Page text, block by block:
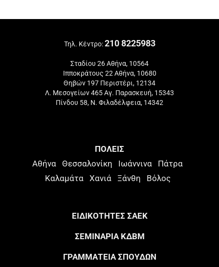
Τηλ. Κέντρο:210 8225983
Σταδίου 26 Αθήνα, 10564
Ιπποκράτους 22 Αθήνα, 10680
Θηβών 197 Περιστέρι, 12134
Λ. Μεσογείων 465 Αγ. Παρασκευή, 15343
Πίνδου 58, Ν. Φιλαδέλφεια, 14342
ΠΟΛΕΙΣ
Αθήνα Θεσσαλονίκη Ιωάννινα
Πάτρα
Καλαμάτα
Χανιά Ξάνθη Βόλος
ΕΙΔΙΚΟΤΗΤΕΣ ΣΑΕΚ
ΣΕΜΙΝΑΡΙΑ ΚΔΒΜ
ΓΡΑΜΜΑΤΕΙΑ ΣΠΟΥΔΩΝ